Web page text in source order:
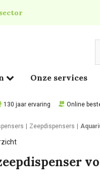
Onze services
130 jaar ervaring Online
Zeepdispensers